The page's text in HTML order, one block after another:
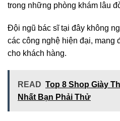
trong những phòng khám lâu
Đội ngũ bác sĩ tại đây không
các công nghệ hiện đại, mang
cho khách hàng.
READ Top 8 Shop Giày
Nhất Bạn Phải Thử